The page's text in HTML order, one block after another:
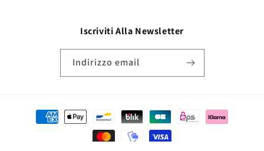
Iscriviti Alla Newsletter
Indirizzo email
Metodi